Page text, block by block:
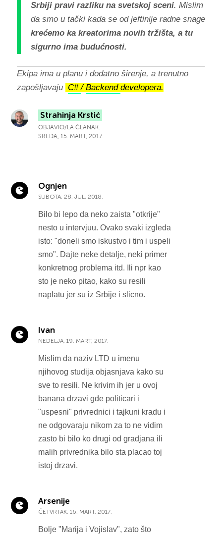
Srbiji pravi razliku na svetskoj sceni. Mislim
da smo u tački kada se od jeftinije radne snage
krećemo ka kreatorima novih tržišta, a tu
sigurno ima budućnosti.
Ekipa ima u planu i dodatno širenje, a trenutno
zapošljavaju C#/ Backend developera.
Strahinja Krstić
OBJAVIO/LA ČLANAK.
SREDA, 15. MART, 2017.
Ognjen
SUBOTA, 28. JUL, 2018.
Bilo bi lepo da neko zaista "otkrije"
nesto u intervjuu. Ovako svaki izgleda
isto: "doneli smo iskustvo i tim i uspeli
smo". Dajte neke detalje, neki primer
konkretnog problema itd. Ili npr kao
sto je neko pitao, kako su resili
naplatu jer su iz Srbije i slicno.
Ivan
NEDELJA, 19. MART, 2017.
Mislim da naziv LTD u imenu
njihovog studija objasnjava kako su
sve to resili. Ne krivim ih jer u ovoj
banana drzavi gde politicari i
"uspesni" privrednici i tajkuni kradu i
ne odgovaraju nikom za to ne vidim
zasto bi bilo ko drugi od gradjana ili
malih privrednika bilo sta placao toj
istoj drzavi.
Arsenije
ČETVRTAK, 16. MART, 2017.
Bolje "Marija i Vojislav", zato što